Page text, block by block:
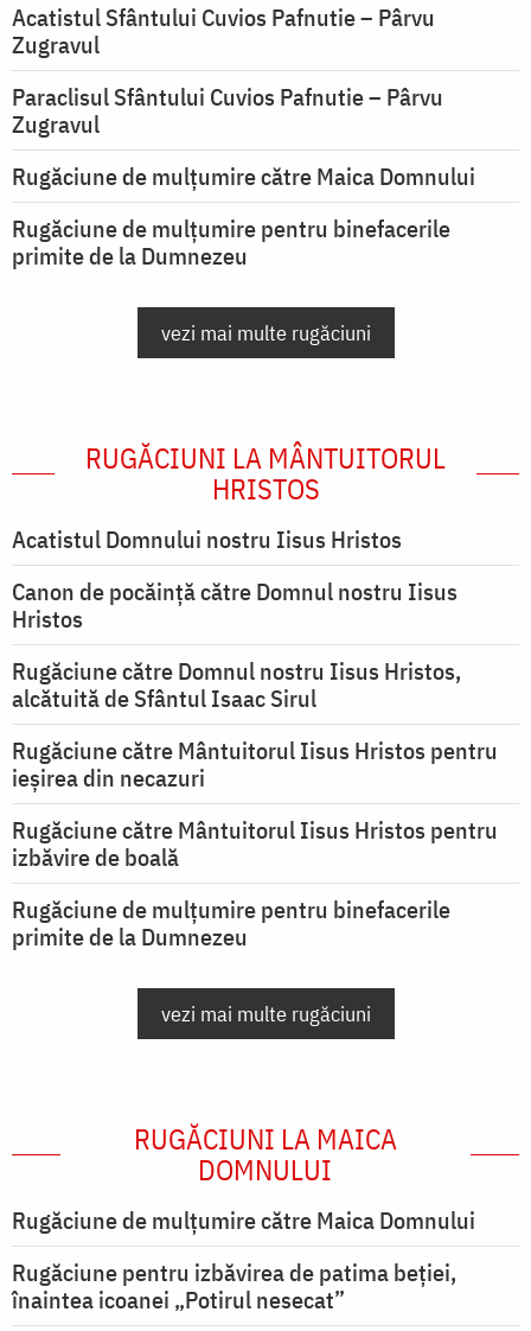
Acatistul Sfântului Cuvios Pafnutie – Pârvu
Zugravul
Paraclisul Sfântului Cuvios Pafnutie – Pârvu
Zugravul
Rugăciune de mulţumire către Maica Domnului
Rugăciune de mulțumire pentru binefacerile
primite de la Dumnezeu
vezi mai multe rugăciuni
RUGĂCIUNI LA MÂNTUITORUL
HRISTOS
Acatistul Domnului nostru Iisus Hristos
Canon de pocăință către Domnul nostru Iisus
Hristos
Rugăciune către Domnul nostru Iisus Hristos,
alcătuită de Sfântul Isaac Sirul
Rugăciune către Mântuitorul Iisus Hristos pentru
ieşirea din necazuri
Rugăciune către Mântuitorul Iisus Hristos pentru
izbăvire de boală
Rugăciune de mulțumire pentru binefacerile
primite de la Dumnezeu
vezi mai multe rugăciuni
RUGĂCIUNI LA MAICA
DOMNULUI
Rugăciune de mulţumire către Maica Domnului
Rugăciune pentru izbăvirea de patima beției,
înaintea icoanei „Potirul nesecat”